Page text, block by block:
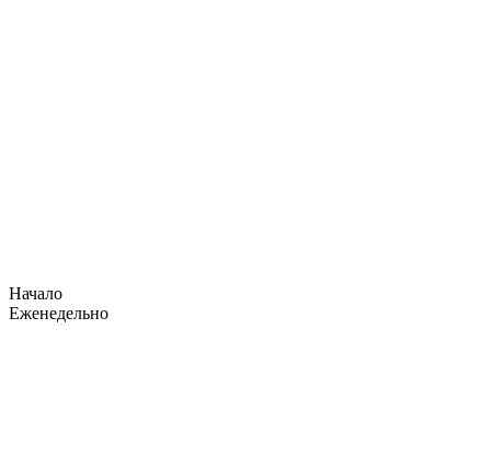
Начало
Еженедельно